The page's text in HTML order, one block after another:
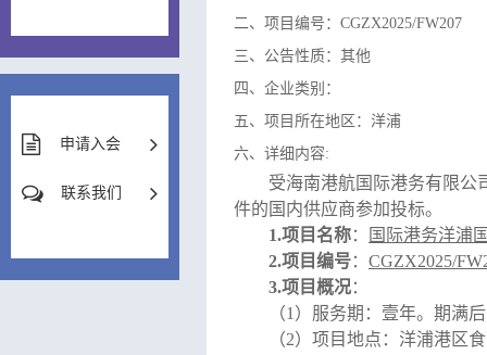
申请入会
联系我们
二、项目编号：CGZX2025/FW207
三、公告性质：其他
四、企业类别：
五、项目所在地区：洋浦
六、详细内容:
受海南港航国际港务有限公
件的国内供应商参加投标。
1.项目名称：
国际港务洋浦
2.项目编号： CGZX2025/
3.项目概况：
（1 ） 服务期：壹年。期满
（2）项目地点： 洋浦港区